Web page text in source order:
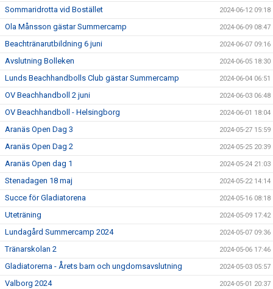
Sommaridrotta vid Bostället 2024-06-12 09:18
Ola Månsson gästar Summercamp 2024-06-09 08:47
Beachtränarutbildning 6 juni 2024-06-07 09:16
Avslutning Bolleken 2024-06-05 18:30
Lunds Beachhandbolls Club gästar Summercamp 2024-06-04 06:51
OV Beachhandboll 2 juni 2024-06-03 06:48
OV Beachhandboll - Helsingborg 2024-06-01 18:04
Aranäs Open Dag 3 2024-05-27 15:59
Aranäs Open Dag 2 2024-05-25 20:39
Aranäs Open dag 1 2024-05-24 21:03
Stenadagen 18 maj 2024-05-22 14:14
Succe för Gladiatorena 2024-05-16 08:18
Uteträning 2024-05-09 17:42
Lundagård Summercamp 2024 2024-05-07 09:36
Tränarskolan 2 2024-05-06 17:46
Gladiatorerna - Årets barn och ungdomsavslutning 2024-05-03 05:57
Valborg 2024 2024-05-01 20:37